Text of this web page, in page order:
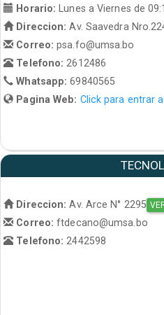
Horario: Lunes a Viernes de
Direccion: Av. Saavedra
Correo:psa.fo@umsa.bo
Telefono:2612486
Whatsapp:69840565
Pagina Web: Click para entrar
Direccion: Av. Arce N° 2295
Correo:ftdecano@umsa.bo
Telefono: 2442598